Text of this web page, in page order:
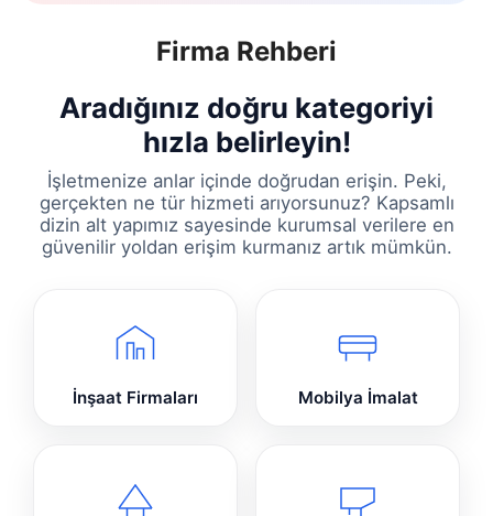
Firma Rehberi
Aradığınız doğru kategoriyi
hızla belirleyin!
İşletmenize anlar içinde doğrudan erişin. Peki,
gerçekten ne tür hizmeti arıyorsunuz? Kapsamlı
dizin alt yapımız sayesinde kurumsal verilere en
güvenilir yoldan erişim kurmanız artık mümkün.
İnşaat Firmaları Mobilya İmalat